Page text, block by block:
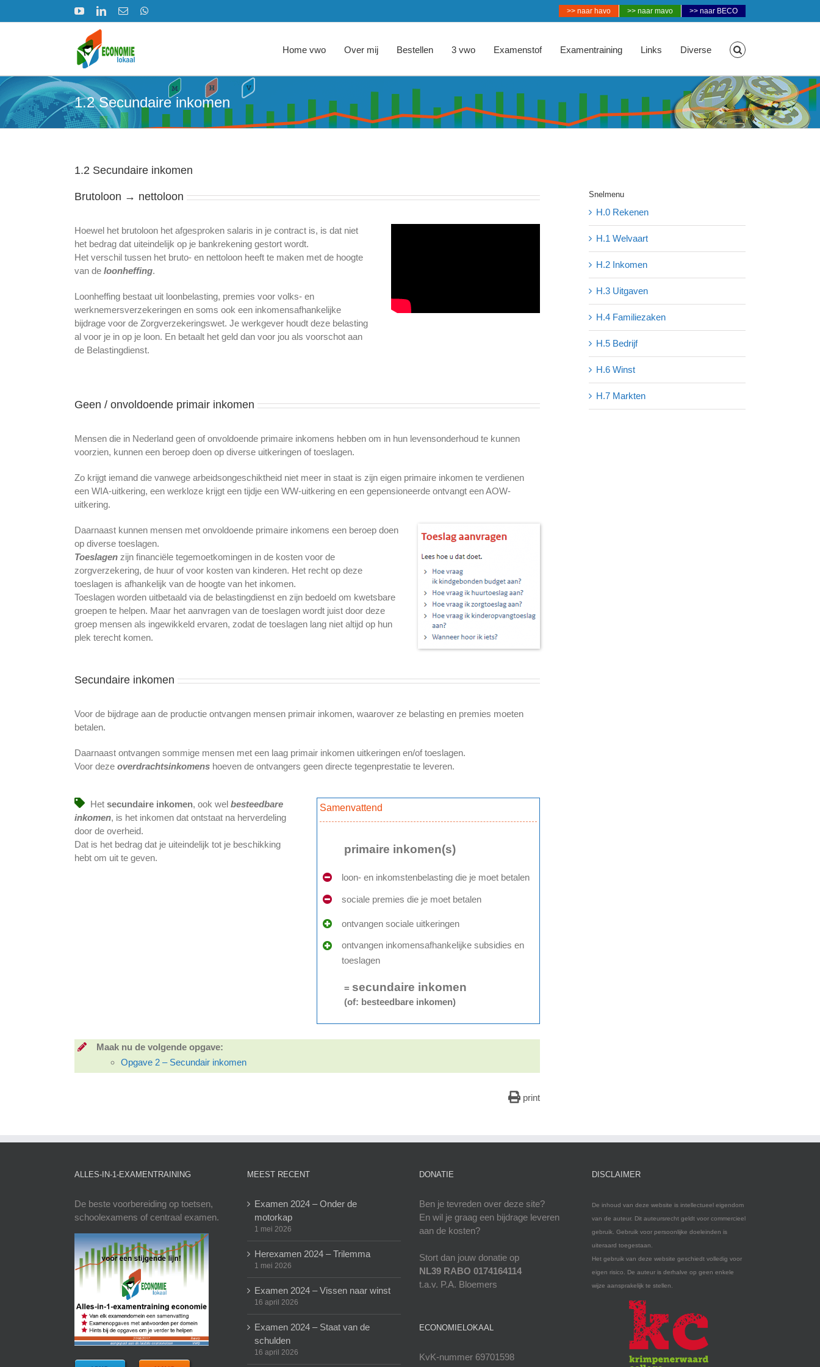
YouTubeLinkedIn
E-
mail
>> naar havo >> naar mavo >> naar BECO
Home vwo Over mij Bestellen 3 vwo Examenstof Examentraining Links Diverse
1.2 Secundaire inkomen
1.2 Secundaire inkomen
Brutoloon → nettoloon
Hoewel het brutoloon het afgesproken salaris in je contract is, is dat niet
het bedrag dat uiteindelijk op je bankrekening gestort wordt.
Het verschil tussen het bruto- en nettoloon heeft te maken met de hoogte
van de loonheffing.
Loonheffing bestaat uit loonbelasting, premies voor volks- en
werknemersverzekeringen en soms ook een inkomensafhankelijke
bijdrage voor de Zorgverzekeringswet. Je werkgever houdt deze belasting
al voor je in op je loon. En betaalt het geld dan voor jou als voorschot aan
de Belastingdienst.
Geen / onvoldoende primair inkomen
Mensen die in Nederland geen of onvoldoende primaire inkomens hebben om in hun levensonderhoud te kunnen
voorzien, kunnen een beroep doen op diverse uitkeringen of toeslagen.
Zo krijgt iemand die vanwege arbeidsongeschiktheid niet meer in staat is zijn eigen primaire inkomen te verdienen
een WIA-uitkering, een werkloze krijgt een tijdje een WW-uitkering en een gepensioneerde ontvangt een AOW-
uitkering.
Daarnaast kunnen mensen met onvoldoende primaire inkomens een beroep doen
op diverse toeslagen.
Toeslagen zijn financiële tegemoetkomingen in de kosten voor de
zorgverzekering, de huur of voor kosten van kinderen. Het recht op deze
toeslagen is afhankelijk van de hoogte van het inkomen.
Toeslagen worden uitbetaald via de belastingdienst en zijn bedoeld om kwetsbare
groepen te helpen. Maar het aanvragen van de toeslagen wordt juist door deze
groep mensen als ingewikkeld ervaren, zodat de toeslagen lang niet altijd op hun
plek terecht komen.
Secundaire inkomen
Voor de bijdrage aan de productie ontvangen mensen primair inkomen, waarover ze belasting en premies moeten
betalen.
Daarnaast ontvangen sommige mensen met een laag primair inkomen uitkeringen en/of toeslagen.
Voor deze overdrachtsinkomens hoeven de ontvangers geen directe tegenprestatie te leveren.
Het secundaire inkomen, ook wel besteedbare
inkomen, is het inkomen dat ontstaat na herverdeling
door de overheid.
Dat is het bedrag dat je uiteindelijk tot je beschikking
hebt om uit te geven.
Samenvattend
primaire inkomen(s)
loon- en inkomstenbelasting die je moet betalen
sociale premies die je moet betalen
ontvangen sociale uitkeringen
ontvangen inkomensafhankelijke subsidies en
toeslagen
= secundaire inkomen
(of: besteedbare inkomen)
Maak nu de volgende opgave:
Opgave 2 – Secundair inkomen
print
Snelmenu
H.0 Rekenen
H.1 Welvaart
H.2 Inkomen
H.3 Uitgaven
H.4 Familiezaken
H.5 Bedrijf
H.6 Winst
H.7 Markten
ALLES-IN-1-EXAMENTRAINING
De beste voorbereiding op toetsen,
schoolexamens of centraal examen.
MEEST RECENT
Examen 2024 – Onder de
motorkap
1 mei 2026
Herexamen 2024 – Trilemma
1 mei 2026
Examen 2024 – Vissen naar winst
16 april 2026
Examen 2024 – Staat van de
schulden
16 april 2026
DONATIE
Ben je tevreden over deze site?
En wil je graag een bijdrage leveren
aan de kosten?
Stort dan jouw donatie op
NL39 RABO 0174164114
t.a.v. P.A. Bloemers
ECONOMIELOKAAL
KvK-nummer 69701598
DISCLAIMER
De inhoud van deze website is intellectueel eigendom
van de auteur. Dit auteursrecht geldt voor commercieel
gebruik. Gebruik voor persoonlijke doeleinden is
uiteraard toegestaan.
Het gebruik van deze website geschiedt volledig voor
eigen risico. De auteur is derhalve op geen enkele
wijze aansprakelijk te stellen.